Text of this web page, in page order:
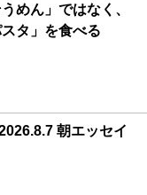
めん」ではなく、
タ」を食べる
朝エッセイ